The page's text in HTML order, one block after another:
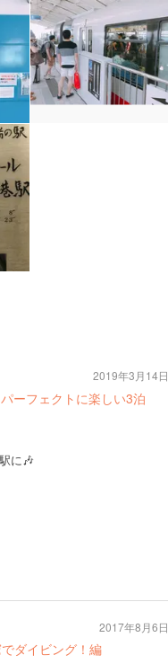
ーフェクトに楽しい3泊
に🎶
2019年3月14日
ダイビング！編
2017年8月6日